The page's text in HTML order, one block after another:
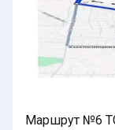
Маршрут №6